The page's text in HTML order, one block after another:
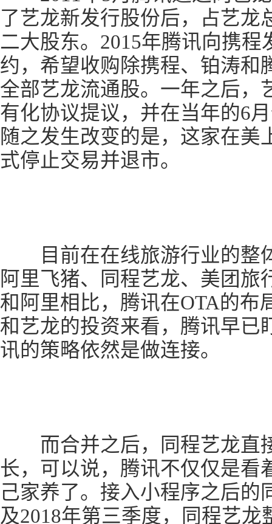
了艺龙新发行股份后，占艺龙
二大股东。2015年腾讯向携
约，希望收购除携程、铂涛和
全部艺龙流通股。一年之后，
有化协议提议，并在当年的6
随之发生改变的是，这家在美
式停止交易并退市。
目前在在线旅游行业的整
阿里飞猪、同程艺龙、美团旅
和阿里相比，腾讯在OTA的布
和艺龙的投资来看，腾讯早已
讯的策略依然是做连接。
而合并之后，同程艺龙直
长，可以说，腾讯不仅仅是看
己家养了。接入小程序之后的
及2018年第三季度，同程艺